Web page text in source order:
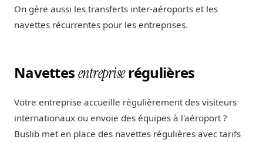
On gère aussi les transferts inter-aéroports et les
navettes récurrentes pour les entreprises.
Navettesentrepriserégulières
Votre entreprise accueille régulièrement des visiteurs
internationaux ou envoie des équipes à l'aéroport ?
Buslib met en place des navettes régulières avec tarifs